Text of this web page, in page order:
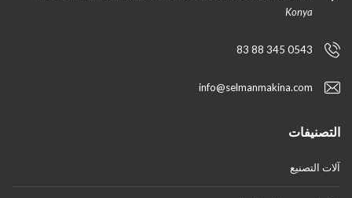
Konya
0543 345 88 83
info@selmanmakina.com
التصنيفات
آلات التصنيع